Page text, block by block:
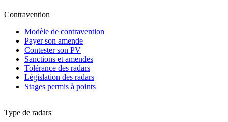
Contravention
Modèle de contravention
Payer son amende
Contester son PV
Sanctions et amendes
Tolérance des radars
Législation des radars
Stages permis à points
Type de radars